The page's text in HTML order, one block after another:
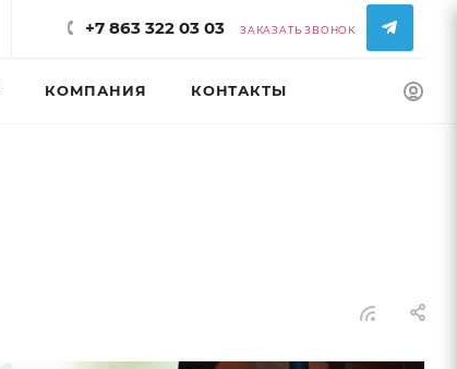
+7 863 322 03 03 ЗАКАЗАТЬ ЗВОНОК
КОМПАНИЯ КОНТАКТЫ